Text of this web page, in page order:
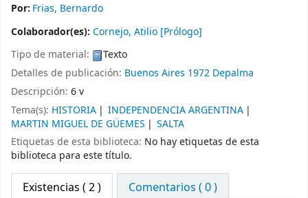
Por: Frias, Bernardo
Colaborador(es): Cornejo, Atilio [Prólogo]
Tipo de material:
Texto
Detalles de publicación: Buenos Aires 1972 Depalma
Descripción: 6 v
Tema(s): HISTORIA
INDEPENDENCIA ARGENTINA
MARTIN MIGUEL DE GÜEMES
SALTA
Etiquetas de esta biblioteca: No hay etiquetas de esta
biblioteca para este título.
Existencias ( 2 ) Comentarios ( 0 )